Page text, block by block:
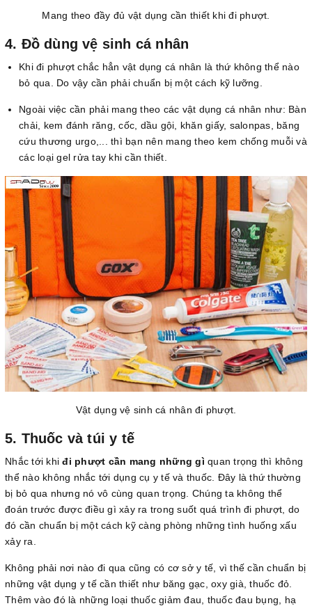
Mang theo đầy đủ vật dụng cần thiết khi đi phượt.
4. Đồ dùng vệ sinh cá nhân
Khi đi phượt chắc hẳn vật dụng cá nhân là thứ không thể nào
bỏ qua. Do vậy cần phải chuẩn bị một cách kỹ lưỡng.
Ngoài việc cần phải mang theo các vật dụng cá nhân như: Bàn
chải, kem đánh răng, cốc, dầu gội, khăn giấy, salonpas, băng
cứu thương urgo,... thì bạn nên mang theo kem chống muỗi và
các loại gel rửa tay khi cần thiết.
Vật dụng vệ sinh cá nhân đi phượt.
5. Thuốc và túi y tế
Nhắc tới khiđi phượt cần mang những gì quan trọng thì không
thể nào không nhắc tới dụng cụ y tế và thuốc. Đây là thứ thường
bị bỏ qua nhưng nó vô cùng quan trọng. Chúng ta không thể
đoán trước được điều gì xảy ra trong suốt quá trình đi phượt, do
đó cần chuẩn bị một cách kỹ càng phòng những tình huống xấu
xảy ra.
Không phải nơi nào đi qua cũng có cơ sở y tế, vì thế cần chuẩn bị
những vật dụng y tế cần thiết như băng gạc, oxy già, thuốc đỏ.
Thêm vào đó là những loại thuốc giảm đau, thuốc đau bụng, hạ